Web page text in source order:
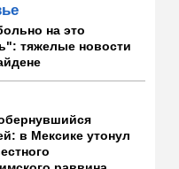
на это
тяжелые новости
в Мексике утонул